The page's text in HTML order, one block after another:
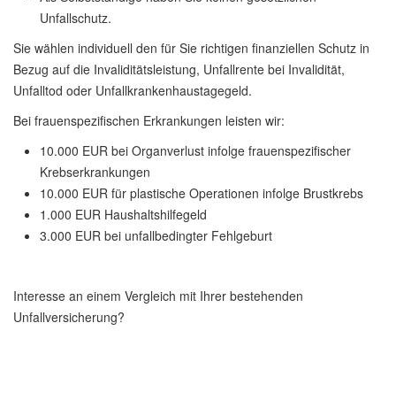
Unfallschutz.
Sie wählen individuell den für Sie richtigen finanziellen Schutz in
Bezug auf die Invaliditätsleistung, Unfallrente bei Invalidität,
Unfalltod oder Unfallkrankenhaustagegeld.
Bei frauenspezifischen Erkrankungen leisten wir:
10.000 EUR bei Organverlust infolge frauenspezifischer
Krebserkrankungen
10.000 EUR für plastische Operationen infolge Brustkrebs
1.000 EUR Haushaltshilfegeld
3.000 EUR bei unfallbedingter Fehlgeburt
Interesse an einem Vergleich mit Ihrer bestehenden
Unfallversicherung?